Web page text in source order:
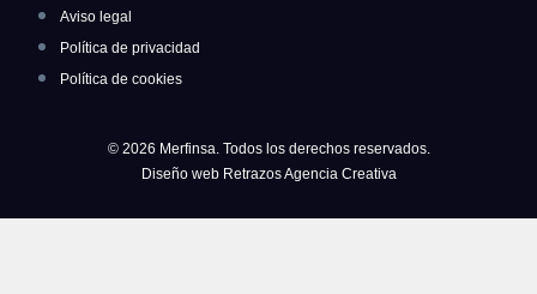
Aviso legal
Política de privacidad
Política de cookies
© 2026 Merfinsa. Todos los derechos reservados.
Diseño web Retrazos Agencia Creativa